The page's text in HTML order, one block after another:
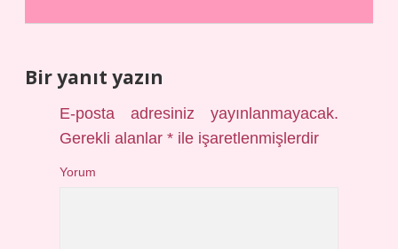
Bir yanıt yazın
E-posta adresiniz yayınlanmayacak.
Gerekli alanlar* ile işaretlenmişlerdir
Yorum